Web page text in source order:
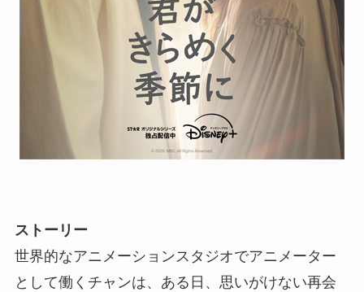
ストーリー
世界的なアニメーションスタジオでアニメーター
として働くチャンは、ある日、思いがけない再会